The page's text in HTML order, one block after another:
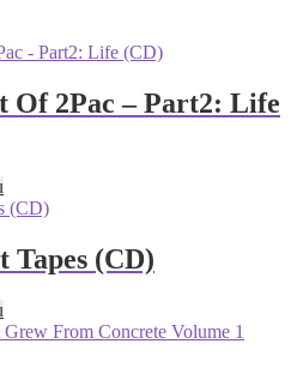
Of 2Pac – Part2: Life
Tapes (CD)